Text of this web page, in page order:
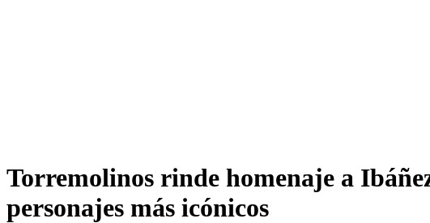
Torremolinos rinde homenaje a
personajes más icónicos